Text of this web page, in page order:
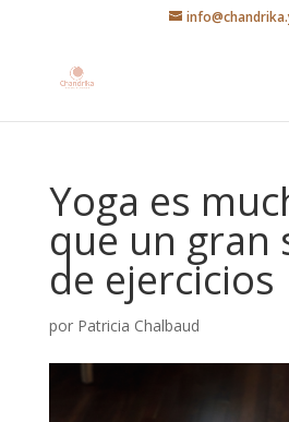
Yoga es
que un gran
de ejercicios
por Patricia Chalbaud